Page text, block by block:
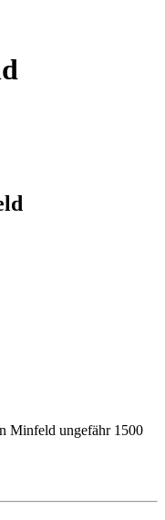
Minfeld ungefähr 1500